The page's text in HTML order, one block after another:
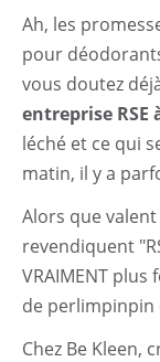
Ah, les
pour
vous doutez
entreprise RSE
léché et ce qui
matin, il y a
Alors que
revendiquent
VRAIMENT
de perlimpinpin
Chez Be Kleen,